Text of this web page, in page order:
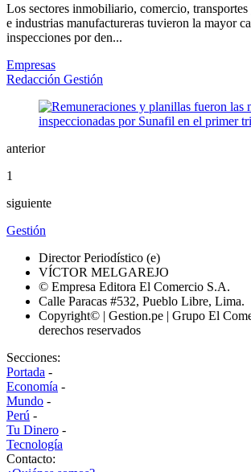
Los sectores inmobiliario, comercio,
e industrias manufactureras tuvieron la mayor
inspecciones por den...
Empresas
Redacción Gestión
anterior
1
siguiente
Gestión
Director Periodístico (e)
VÍCTOR MELGAREJO
© Empresa Editora El Comercio S.A.
Calle Paracas #532, Pueblo Libre, Lima.
Copyright© | Gestion.pe | Grupo El
derechos reservados
Secciones:
Portada -
Economía -
Mundo -
Perú -
Tu Dinero -
Tecnología
Contacto: